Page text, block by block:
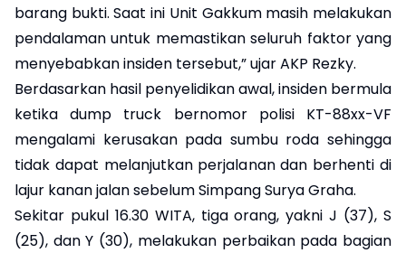
barang bukti. Saat ini Unit Gakkum masih melakukan
pendalaman untuk memastikan seluruh faktor yang
menyebabkan insiden tersebut,” ujar AKP Rezky.
Berdasarkan hasil penyelidikan awal, insiden bermula
ketika dump truck bernomor polisi KT-88xx-VF
mengalami kerusakan pada sumbu roda sehingga
tidak dapat melanjutkan perjalanan dan berhenti di
lajur kanan jalan sebelum Simpang Surya Graha.
Sekitar pukul 16.30 WITA, tiga orang, yakni J (37), S
(25), dan Y (30), melakukan perbaikan pada bagian